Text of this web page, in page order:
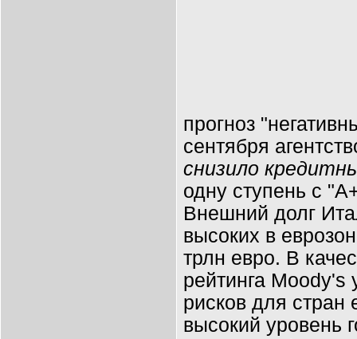
прогноз
сентября
снизило
одну ступень с
Внешний долг
высоких в
трлн евро. В
рейтинга Moody's
рисков для
высокий уровень